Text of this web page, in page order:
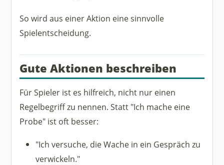
So wird aus einer Aktion eine sinnvolle
Spielentscheidung.
Gute Aktionen beschreiben
Für Spieler ist es hilfreich, nicht nur einen
Regelbegriff zu nennen. Statt "Ich mache eine
Probe" ist oft besser:
"Ich versuche, die Wache in ein Gespräch zu
verwickeln."